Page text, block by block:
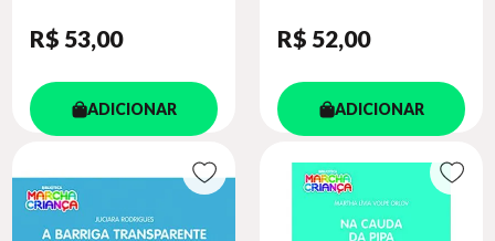
R$ 53,00
ADICIONAR
R$ 52,00
ADICIONAR